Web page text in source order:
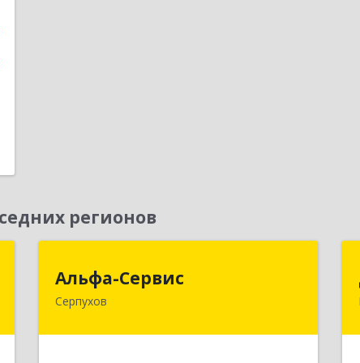
регионов
Альфа-Сервис
Серпухов
142200, Московская обл, Серпухов г,